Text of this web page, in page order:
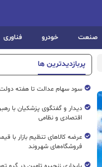
صنعت خودرو فناوری
پربازدیدترین ها
سود سهام عدالت تا هفته
دیدار و گفتگوی پزشکیان با
اقتصادی و نظامی
عرضه کالاهای تنظیم بازار با
فروشگاه‌های شهروند